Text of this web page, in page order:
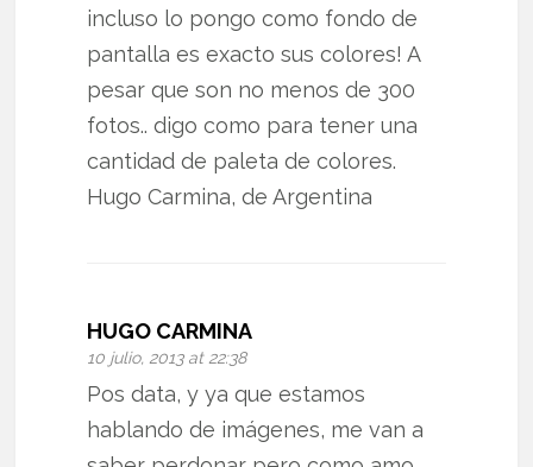
incluso lo pongo como fondo de
pantalla es exacto sus colores! A
pesar que son no menos de 300
fotos.. digo como para tener una
cantidad de paleta de colores.
Hugo Carmina, de Argentina
HUGO CARMINA
10 julio, 2013 at 22:38
Pos data, y ya que estamos
hablando de imágenes, me van a